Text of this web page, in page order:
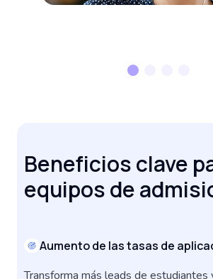
Beneficios clave
equipos de
Aumento de las tasas de
Transforma más leads de estudiantes